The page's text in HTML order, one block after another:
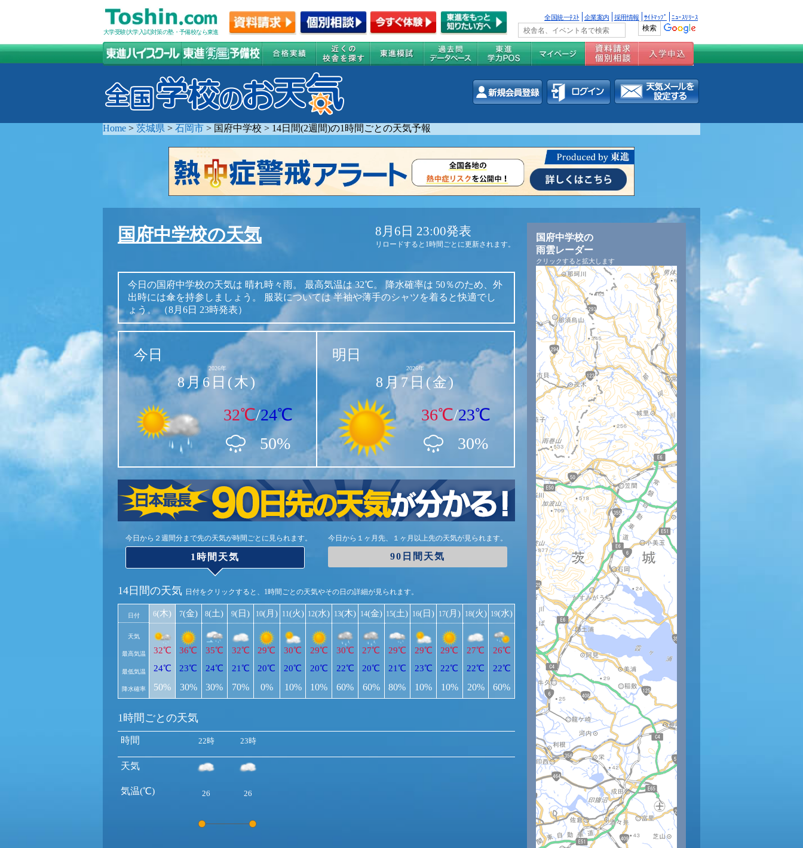
大学受験(大学入試)対策の塾・予備校なら東進
全国統一ﾃｽﾄ 企業案内 採用情報 ｻｲﾄﾏｯﾌﾟ ﾆｭｰｽﾘﾘｰｽ
Home > 茨城県 > 石岡市 > 国府中学校 > 14日間(2週間)の1時間ごとの天気予報
国府中学校の天気 8月6日 23:00発表
リロードすると1時間ごとに更新されます。
今日の国府中学校の天気は 晴れ時々雨。 最高気温は 32℃。 降水確率は 50％のため、外
出時には傘を持参しましょう。
服装については 半袖や薄手のシャツを着ると快適でし
ょう。（8月6日 23時発表）
今日
2026年
8月6日(木)
32℃/24℃
50%
明日
2026年
8月7日(金)
36℃/23℃
30%
今日から２週間分まで先の天気が時間ごとに見られます。
1時間天気
今日から１ヶ月先、１ヶ月以上先の天気が見られます。
90日間天気
14日間の天気 日付をクリックすると、1時間ごとの天気やその日の詳細が見られます。
日付
天気
最高気温
最低気温
降水確率
6(木)
32℃
24℃
50%
7(金)
36℃
23℃
30%
8(土)
35℃
24℃
30%
9(日)
32℃
21℃
70%
10(月)
29℃
20℃
0%
11(火)
30℃
20℃
10%
12(水)
29℃
20℃
10%
13(木)
30℃
22℃
60%
14(金)
27℃
20℃
60%
15(土)
29℃
21℃
80%
16(日)
29℃
23℃
10%
17(月)
29℃
22℃
10%
18(火)
27℃
22℃
20%
19(水)
26℃
22℃
60%
1時間ごとの天気
時間
天気
気温(℃)
22時 23時
26 26
国府中学校の
雨雲レーダー
クリックすると拡大します